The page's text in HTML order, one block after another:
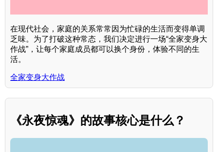
在现代社会，家庭的关系常常因为忙碌的生活而变得单调
乏味。为了打破这种常态，我们决定进行一场“全家变身大
作战”，让每个家庭成员都可以换个身份，体验不同的生
活。
全家变身大作战
《永夜惊魂》的故事核心是什么？